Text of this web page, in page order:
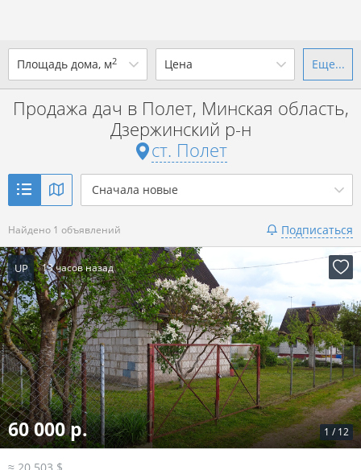
Площадь дома, м2
от до
Показать 1 объявление
Цена
от до
р. за всё
Еще...
Продажа дач в Полет, Минская область,
Дзержинский р-н
ст. Полет
Сначала новые
Найдено 1 объявлений Подписаться
UP 13 часов назад
1 / 12
60 000 р.
Ваш город -ст. Полет?
Да Выбрать город